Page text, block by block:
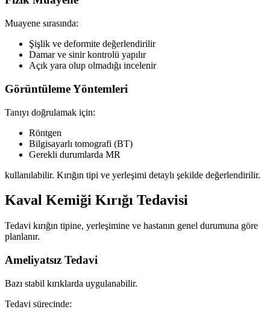
Muayene sırasında:
Şişlik ve deformite değerlendirilir
Damar ve sinir kontrolü yapılır
Açık yara olup olmadığı incelenir
Görüntüleme Yöntemleri
Tanıyı doğrulamak için:
Röntgen
Bilgisayarlı tomografi (BT)
Gerekli durumlarda MR
kullanılabilir. Kırığın tipi ve yerleşimi detaylı şekilde değerlendirilir.
Kaval Kemiği Kırığı Tedavisi
Tedavi kırığın tipine, yerleşimine ve hastanın genel durumuna göre
planlanır.
Ameliyatsız Tedavi
Bazı stabil kırıklarda uygulanabilir.
Tedavi sürecinde: